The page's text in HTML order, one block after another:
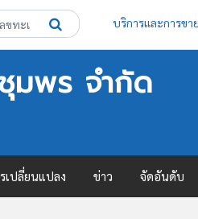
บริการและการขาย
มพร จำกัด
เปลี่ยนแปลง ข่าว จัดอันดับ